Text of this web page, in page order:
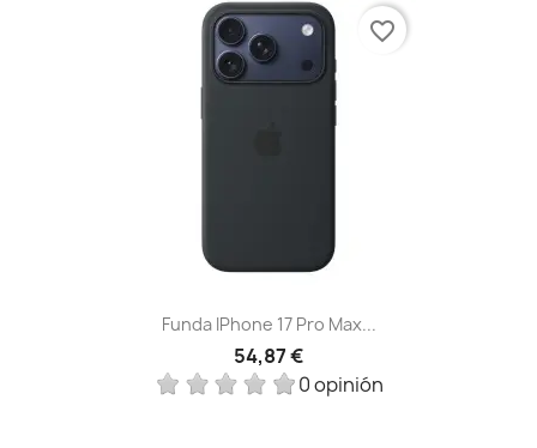
Funda IPhone 17 Pro Max...
54,87 €
0 opinión
favorite_border